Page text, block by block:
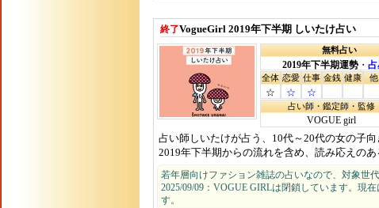
終了VogueGirl 2019年下半期 しいたけ占い
無料占い
2019年下半期運勢 ・
全体
☆
恋愛
☆
仕事
☆
金銭 健康 他
占い師・鑑定師・監修
VOGUE girl
占い師しいたけが占う、10代～20代の女の子向
2019年下半期からの流れを含め、読み応えのあ
若年層向けファション雑誌の占いなので、対象世
2025/09/09：VOGUE GIRLは閉鎖しています。現在
す。